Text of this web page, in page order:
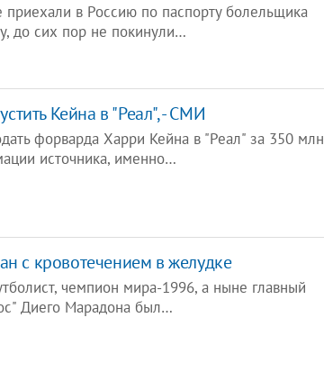
приехали в Россию по паспорту болельщика
до сих пор не покинули…
Кейна в "Реал", - СМИ
форварда Харри Кейна в "Реал" за 350 млн
источника, именно…
с кровотечением в желудке
чемпион мира-1996, а ныне главный
Диего Марадона был…